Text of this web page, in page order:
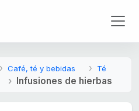
Café, té y bebidas
Té
Infusiones de hierbas